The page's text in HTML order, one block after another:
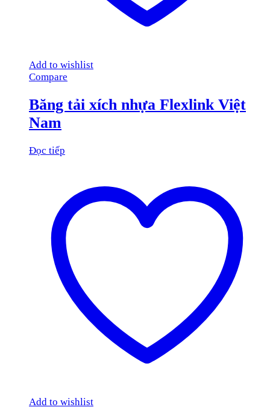
Add to wishlist
Compare
Băng tải xích nhựa Flexlink Việt
Nam
Đọc tiếp
Add to wishlist